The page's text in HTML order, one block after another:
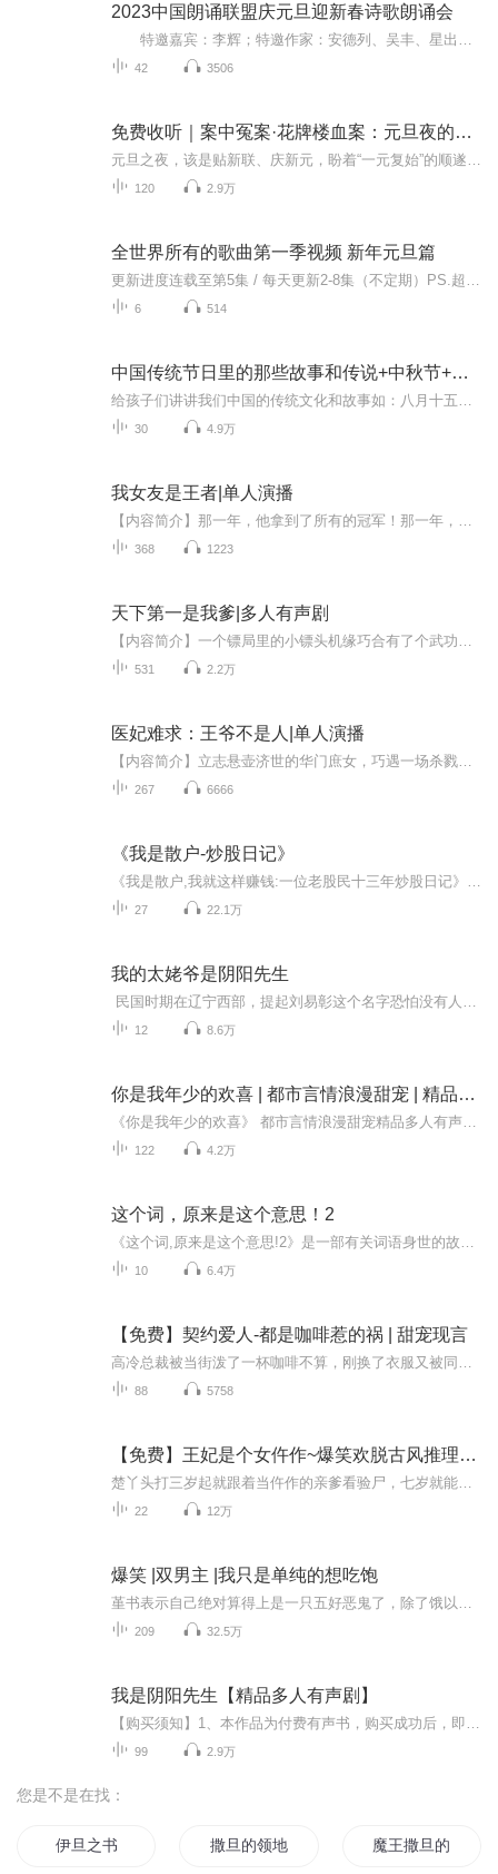
2023中国朗诵联盟庆元旦迎新春诗歌朗诵会
42 3506
免费收听｜案中冤案·花牌楼血案：元旦夜的沉冤与昭雪
120 2.9万
全世界所有的歌曲第一季视频 新年元旦篇
6 514
中国传统节日里的那些故事和传说+中秋节+元旦春节等
30 4.9万
我女友是王者|单人演播
368 1223
天下第一是我爹|多人有声剧
531 2.2万
医妃难求：王爷不是人|单人演播
267 6666
《我是散户-炒股日记》
27 22.1万
我的太姥爷是阴阳先生
12 8.6万
你是我年少的欢喜 | 都市言情浪漫甜宠 | 精品多人有声剧
122 4.2万
这个词，原来是这个意思！2
10 6.4万
【免费】契约爱人-都是咖啡惹的祸 | 甜宠现言
88 5758
【免费】王妃是个女仵作~爆笑欢脱古风推理甜宠He
22 12万
爆笑 |双男主 |我只是单纯的想吃饱
209 32.5万
我是阴阳先生【精品多人有声剧】
99 2.9万
您是不是在找：
伊旦之书 撒旦的领地 魔王撒旦的旅程